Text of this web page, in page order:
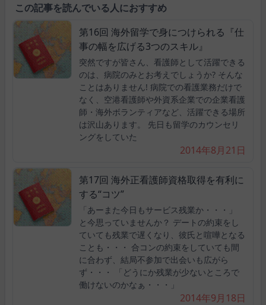
この記事を読んでいる人におすすめ
第16回 海外留学で身につけられる『仕
事の幅を広げる3つのスキル』
突然ですが皆さん、看護師として活躍できる
のは、病院のみとお考えでしょうか? そんな
ことはありません! 病院での看護業務だけで
なく、空港看護師や外資系企業での企業看護
師・海外ボランティアなど、活躍できる場所
は沢山あります。 先日も留学のカウンセリ
ングをしていた
2014年8月21日
第17回 海外正看護師資格取得を有利に
する“コツ”
「あーまた今日もサービス残業か・・・」
と今思っていませんか？ デートの約束をし
ていても残業で遅くなり、彼氏と喧嘩となる
ことも・・・ 合コンの約束をしていても間
に合わず、結局不参加で出会いも広がら
ず・・・ 「どうにか残業が少ないところで
働けないのかなぁ・・・」
2014年9月18日